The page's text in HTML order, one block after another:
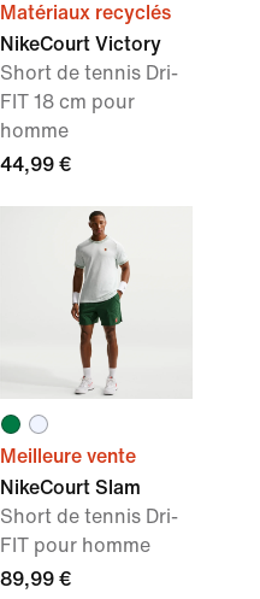
Matériaux recyclés
NikeCourt Victory
Short de tennis Dri-
FIT 18 cm pour
homme
44,99 €
Meilleure vente
NikeCourt Slam
Short de tennis Dri-
FIT pour homme
89,99 €